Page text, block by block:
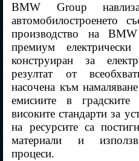
BMW Group
автомобилостроенето
производство на
премиум
конструиран за
резултат от
насочена към
емисиите в градските
високите стандарти за
на ресурсите са
материали и
процеси.